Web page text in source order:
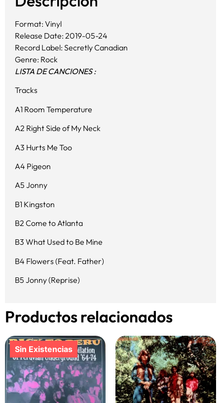
Format: Vinyl
Release Date: 2019-05-24
Record Label: Secretly Canadian
Genre: Rock
LISTA DE CANCIONES :
Tracks
A1 Room Temperature
A2 Right Side of My Neck
A3 Hurts Me Too
A4 Pigeon
A5 Jonny
B1 Kingston
B2 Come to Atlanta
B3 What Used to Be Mine
B4 Flowers (Feat. Father)
B5 Jonny (Reprise)
Productos relacionados